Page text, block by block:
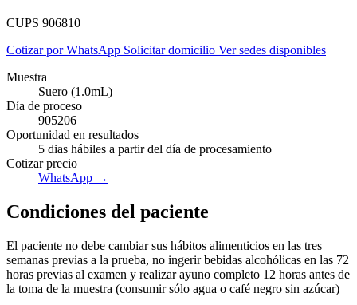
Empresas
CUPS 906810
Cotizar por WhatsApp Solicitar domicilio Ver sedes disponibles
Muestra
Suero (1.0mL)
Día de proceso
905206
Oportunidad en resultados
5 dias hábiles a partir del día de procesamiento
Cotizar precio
WhatsApp →
Condiciones del paciente
El paciente no debe cambiar sus hábitos alimenticios en las tres
semanas previas a la prueba, no ingerir bebidas alcohólicas en las 72
horas previas al examen y realizar ayuno completo 12 horas antes de
la toma de la muestra (consumir sólo agua o café negro sin azúcar)